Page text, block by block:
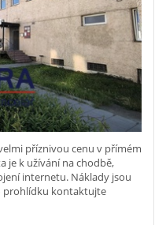
příznivou cenu v přímém
je k užívání na chodbě,
internetu. Náklady jsou
prohlídku kontaktujte